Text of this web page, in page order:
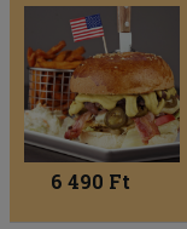
6 490 Ft